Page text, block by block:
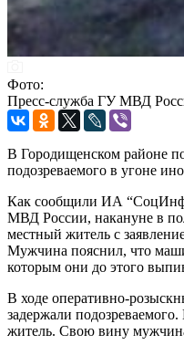
Фото:
Пресс-служба ГУ МВД
В Городищенском районе
подозреваемого в угоне
Как сообщили ИА
МВД России, накануне в
местный житель с
Мужчина пояснил, что
которым они до этого
В ходе оперативно-
задержали
житель. Свою вину